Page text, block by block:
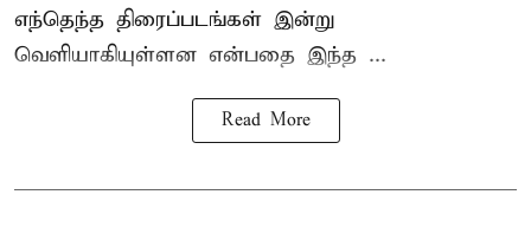
எந்தெந்த திரைப்படங்கள் இன்று
வெளியாகியுள்ளன என்பதை இந்த ...
Read More